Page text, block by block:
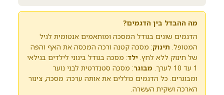
מה ההבדל בין הדגמים?
הדגמים שונים בגודל המסכה ומותאמים אנטומית לגיל
המטופל. תינוק: מסכה קטנה ורכה המכסה את האף והפה
של תינוק ללא לחץ. ילד: מסכה בגודל בינוני לילדים בגילאי
1 עד 10 לערך.
מבוגר: מסכה סטנדרטית לבני נוער
ומבוגרים. כל הדגמים כוללים את אותה ערכה: מסכה, צינור
הארכה ושקית העשרה.